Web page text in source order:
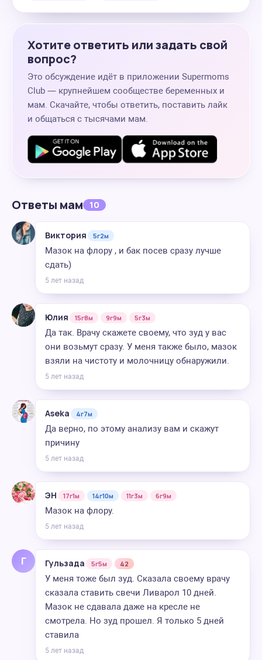
Хотите ответить или задать свой
вопрос?
Это обсуждение идёт в приложении Supermoms
Club — крупнейшем сообществе беременных и
мам. Скачайте, чтобы ответить, поставить лайк
и общаться с тысячами мам.
Ответы мам 10
Виктория 5г2м
Мазок на флору , и бак посев сразу лучше
сдать)
5 лет назад
Юлия 15г8м 9г9м 5г3м
Да так. Врачу скажете своему, что зуд у вас
они возьмут сразу. У меня также было, мазок
взяли на чистоту и молочницу обнаружили.
5 лет назад
Aseka 4г7м
Да верно, по этому анализу вам и скажут
причину
5 лет назад
ЭН 17г1м 14г10м 11г3м 6г9м
Мазок на флору.
5 лет назад
Г Гульзада 5г5м 42
У меня тоже был зуд. Сказала своему врачу
сказала ставить свечи Ливарол 10 дней.
Мазок не сдавала даже на кресле не
смотрела. Но зуд прошел. Я только 5 дней
ставила
5 лет назад